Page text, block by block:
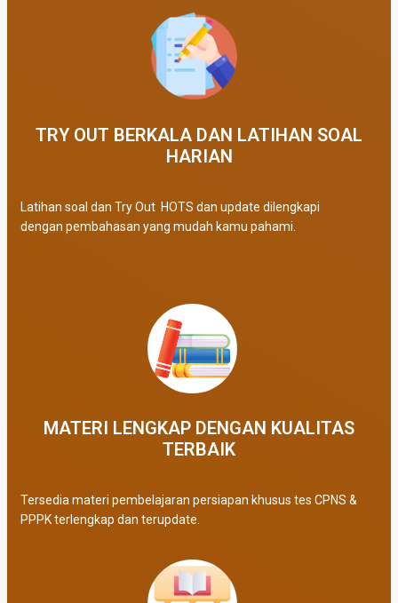
TRY OUT BERKALA DAN LATIHAN SOAL
HARIAN
Latihan soal dan Try Out HOTS dan update dilengkapi
dengan pembahasan yang mudah kamu pahami.
MATERI LENGKAP DENGAN KUALITAS
TERBAIK​
Tersedia materi pembelajaran persiapan khusus tes CPNS &
PPPK terlengkap dan terupdate.